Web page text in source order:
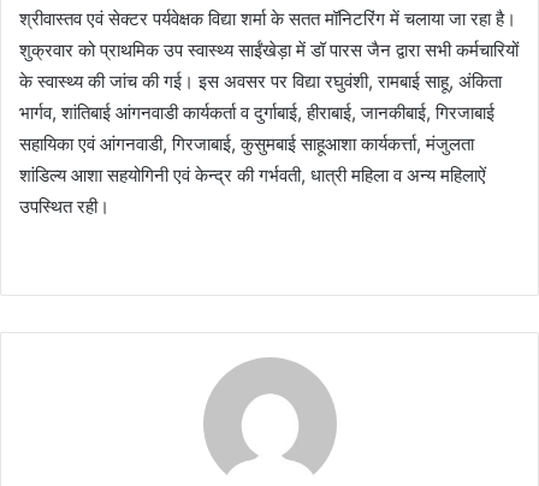
श्रीवास्तव एवं सेक्टर पर्यवेक्षक विद्या शर्मा के सतत मॉनिटरिंग में चलाया जा रहा है।
शुक्रवार को प्राथमिक उप स्वास्थ्य साईंखेड़ा में डॉ पारस जैन द्वारा सभी कर्मचारियों
के स्वास्थ्य की जांच की गई। इस अवसर पर विद्या रघुवंशी, रामबाई साहू, अंकिता
भार्गव, शांतिबाई आंगनवाडी कार्यकर्ता व दुर्गाबाई, हीराबाई, जानकीबाई, गिरजाबाई
सहायिका एवं आंगनवाडी, गिरजाबाई, कुसुमबाई साहूआशा कार्यकर्त्ता, मंजुलता
शांडिल्य आशा सहयोगिनी एवं केन्द्र की गर्भवती, धात्री महिला व अन्य महिलाऐं
उपस्थित रही।